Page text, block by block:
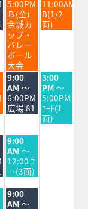
日,
8
月
22nd
2026
5:00PM
Ｂ(全)
金城カ
ップ・
バレー
ボール
大会
日,
8
月
23rd
11:00AM
B(1/2
面)
土
曜
日,
8
月
2026
9:00
AM ～
6:00PM
広場 81
日
曜
日,
8
月
23rd
3:00
PM ～
5:00PM
ｺｰﾄ(1
面)
土
曜
日,
8
月
22nd
2026
9:00
AM ～
12:00 ｺ
ｰﾄ(3面)
土
曜
9:00
AM ～